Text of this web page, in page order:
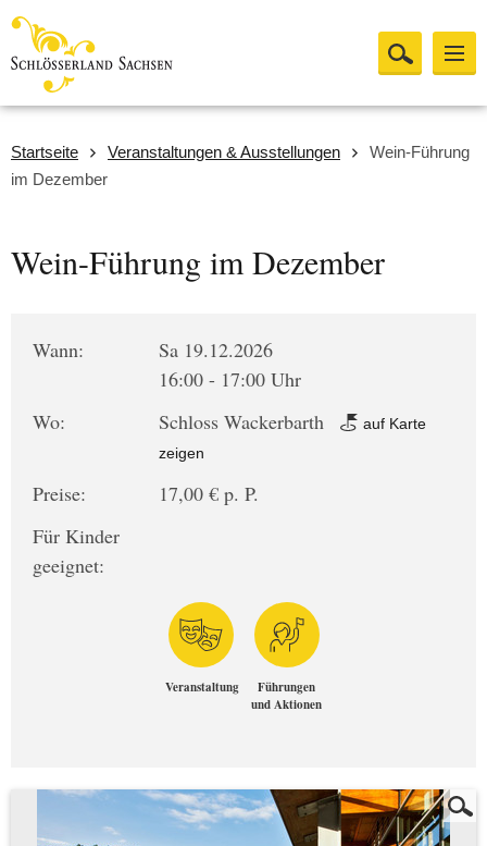
Startseite Veranstaltungen & Ausstellungen
Wein-Führung
im Dezember
Wein-Führung im Dezember
Wann:
Sa 19.12.2026
16:00 - 17:00 Uhr
Wo:
Schloss Wackerbarth
auf Karte
zeigen
Preise:
17,00 € p. P.
Für Kinder
geeignet:
Veranstaltung
Führungen
und Aktionen